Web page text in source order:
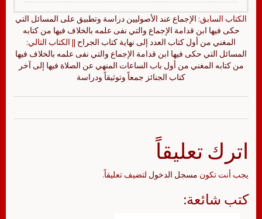
الكتاب السابق: الإجماع عند الأصوليين دراسة وتطبيق على المسائل التي
حكى فيها ابن قدامة الإجماع والتي نفى علمه بالخلاف فيها من كتابه
المغني من أول كتاب العدد إلى نهاية كتاب الجراح || الكتاب التالي:
المسائل التي حكى فيها ابن قدامة الإجماع والتي نفى علمه بالخلاف فيها
من كتابه المغني من أول باب الساعات المنهي عن الصلاة فيها إلى آخر
كتاب الجنائز جمعاً وتوثيقاً ودراسة
اترك تعليقاً
يجب أنت تكون مسجل الدخول لتضيف تعليقاً.
كتب شائعة: